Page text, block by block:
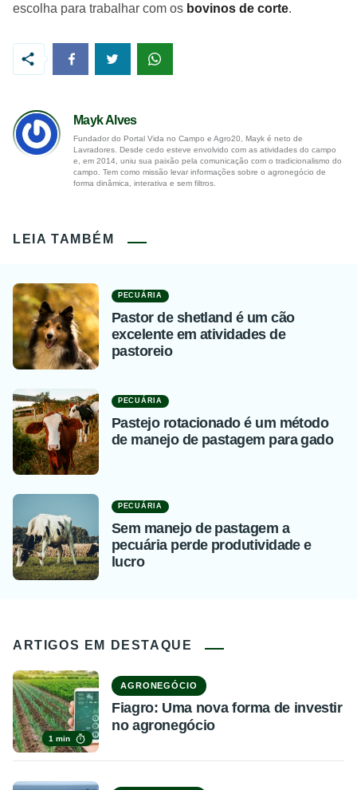
escolha para trabalhar com os bovinos de corte.
Mayk Alves
Fundador do Portal Vida no Campo e Agro20, Mayk é neto de
Lavradores. Desde cedo esteve envolvido com as atividades do campo
e, em 2014, uniu sua paixão pela comunicação com o tradicionalismo do
campo. Tem como missão levar informações sobre o agronegócio de
forma dinâmica, interativa e sem filtros.
LEIA TAMBÉM
PECUÁRIA
Pastor de shetland é um cão
excelente em atividades de
pastoreio
PECUÁRIA
Pastejo rotacionado é um método
de manejo de pastagem para gado
PECUÁRIA
Sem manejo de pastagem a
pecuária perde produtividade e
lucro
ARTIGOS EM DESTAQUE
1 min
AGRONEGÓCIO
Fiagro: Uma nova forma de investir
no agronegócio